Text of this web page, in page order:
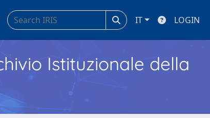
IT LOGIN
Istituzionale della